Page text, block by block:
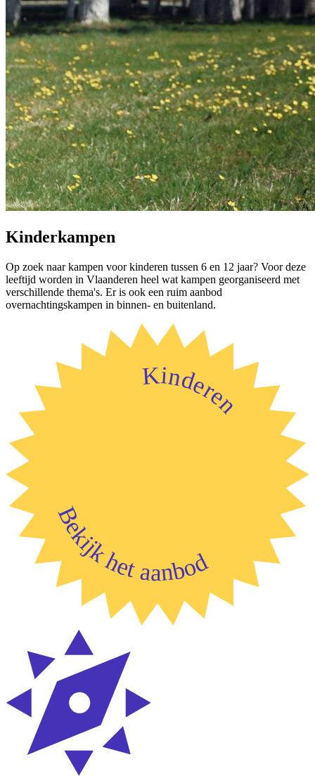
Kinderkampen
Op zoek naar kampen voor kinderen tussen 6 en 12 jaar? Voor deze
leeftijd worden in Vlaanderen heel wat kampen georganiseerd met
verschillende thema's. Er is ook een ruim aanbod
overnachtingskampen in binnen- en buitenland.
Kinderen
Bekijk het aanbod